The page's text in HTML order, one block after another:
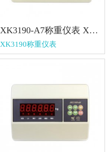
XK3190-A7称重仪表 XK3190-A7称重仪表
XK3190称重仪表